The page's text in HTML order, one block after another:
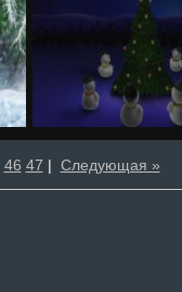
46 47 | Следующая »